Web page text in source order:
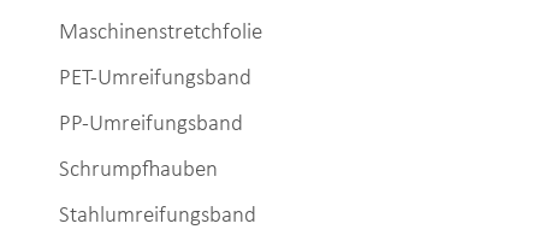
Maschinenstretchfolie
PET-Umreifungsband
PP-Umreifungsband
Schrumpfhauben
Stahlumreifungsband